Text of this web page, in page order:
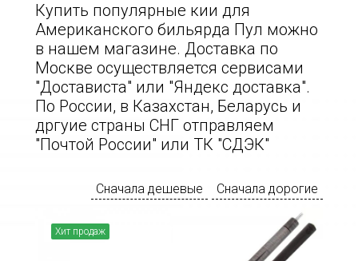
Купить популярные кии для
Американского бильярда Пул можно
в нашем магазине. Доставка по
Москве осуществляется сервисами
"Достависта" или "Яндекс доставка".
По России, в Казахстан, Беларусь и
дргуие страны СНГ отправляем
"Почтой России" или ТК "СДЭК"
Сначала дорогие
Сначала дешевые
Хит продаж